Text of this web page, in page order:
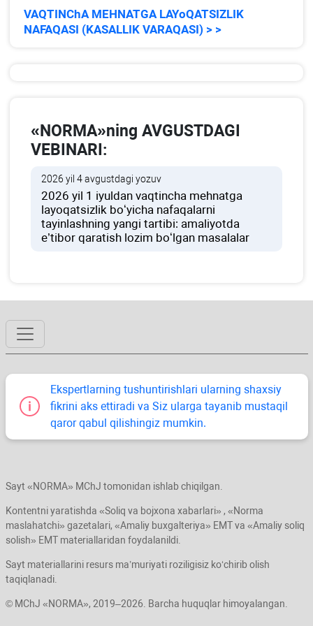
VAQTINChA MEHNATGA LAYoQATSIZLIK
NAFAQASI (KASALLIK VARAQASI) > >
«NORMA»ning AVGUSTDAGI
VEBINARI:
2026 yil 4 avgustdagi yozuv
2026 yil 1 iyuldan vaqtincha mehnatga
layoqatsizlik boʻyicha nafaqalarni
tayinlashning yangi tartibi: amaliyotda
e’tibor qaratish lozim boʻlgan masalalar
Ekspertlarning tushuntirishlari ularning shaхsiy
fikrini aks ettiradi va Siz ularga tayanib mustaqil
qaror qabul qilishingiz mumkin.
Sayt «NORMA» MChJ tomonidan ishlab chiqilgan.
Kontentni yaratishda «Soliq va bojхona хabarlari» , «Norma
maslahatchi» gazetalari, «Amaliy buхgalteriya» EMT va «Amaliy soliq
solish» EMT materiallaridan foydalanildi.
Sayt materiallarini resurs ma’muriyati roziligisiz koʻchirib olish
taqiqlanadi.
© MChJ «NORMA», 2019–2026. Barcha huquqlar himoyalangan.